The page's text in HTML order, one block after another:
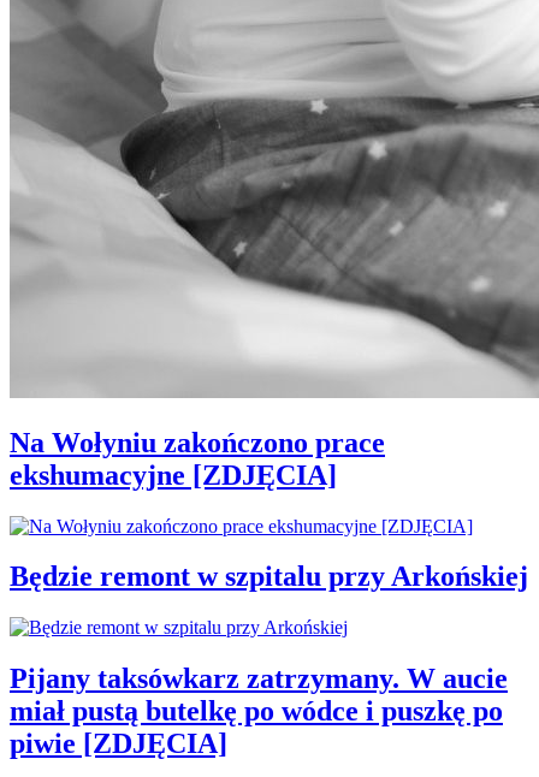
Na Wołyniu zakończono prace
ekshumacyjne [ZDJĘCIA]
Będzie remont w szpitalu przy Arkońskiej
Pijany taksówkarz zatrzymany. W aucie
miał pustą butelkę po wódce i puszkę po
piwie [ZDJĘCIA]